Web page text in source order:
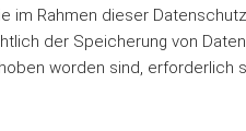
Rahmen dieser
der Speicherung von
worden sind, erforderlich